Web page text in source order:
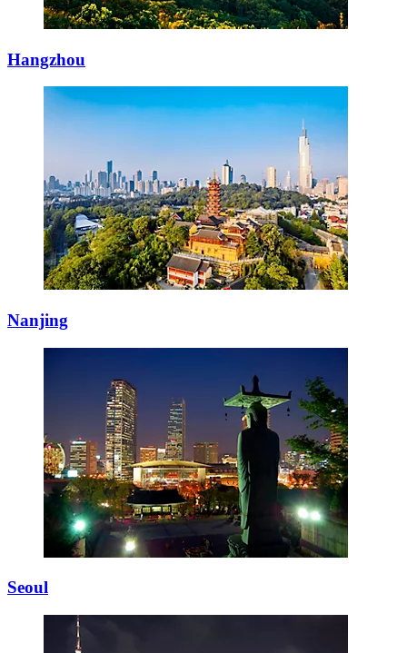
Hangzhou
Nanjing
Seoul